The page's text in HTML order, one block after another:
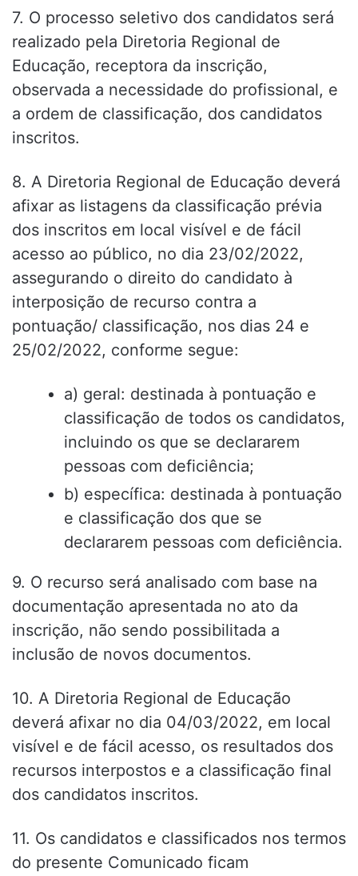
7. O processo seletivo dos candidatos será
realizado pela Diretoria Regional de
Educação, receptora da inscrição,
observada a necessidade do profissional, e
a ordem de classificação, dos candidatos
inscritos.
8. A Diretoria Regional de Educação deverá
afixar as listagens da classificação prévia
dos inscritos em local visível e de fácil
acesso ao público, no dia 23/02/2022,
assegurando o direito do candidato à
interposição de recurso contra a
pontuação/ classificação, nos dias 24 e
25/02/2022, conforme segue:
a) geral: destinada à pontuação e
classificação de todos os candidatos,
incluindo os que se declararem
pessoas com deficiência;
b) específica: destinada à pontuação
e classificação dos que se
declararem pessoas com deficiência.
9. O recurso será analisado com base na
documentação apresentada no ato da
inscrição, não sendo possibilitada a
inclusão de novos documentos.
10. A Diretoria Regional de Educação
deverá afixar no dia 04/03/2022, em local
visível e de fácil acesso, os resultados dos
recursos interpostos e a classificação final
dos candidatos inscritos.
11. Os candidatos e classificados nos termos
do presente Comunicado ficam